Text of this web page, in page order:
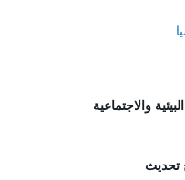
والاجتماعية
تحديث